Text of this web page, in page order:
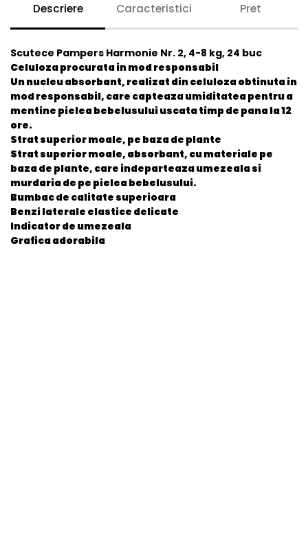
Descriere Caracteristici Pret
Scutece Pampers Harmonie Nr. 2, 4-8 kg, 24 buc
Celuloza procurata in mod responsabil
Un nucleu absorbant, realizat din celuloza obtinuta in
mod responsabil, care capteaza umiditatea pentru a
mentine pielea bebelusului uscata timp de pana la 12
ore.
Strat superior moale, pe baza de plante
Strat superior moale, absorbant, cu materiale pe
baza de plante, care indeparteaza umezeala si
murdaria de pe pielea bebelusului.
Bumbac de calitate superioara
Benzi laterale elastice delicate
Indicator de umezeala
Grafica adorabila